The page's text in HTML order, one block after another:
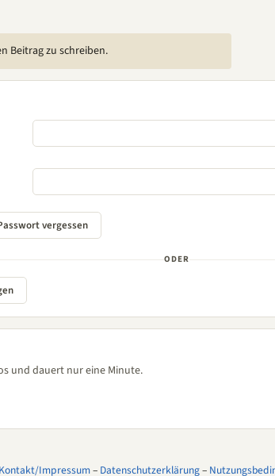
Beitrag zu schreiben.
ODER
und dauert nur eine Minute.
Kontakt/Impressum– Datenschutzerklärung–